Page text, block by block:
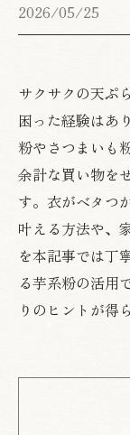
2026/05/25
サクサクの天ぷ
困った経験はあ
粉やさつまいも
余計な買い物を
す。衣がベタつ
叶える方法や、
を本記事では丁
る芋系粉の活用
りのヒントが得